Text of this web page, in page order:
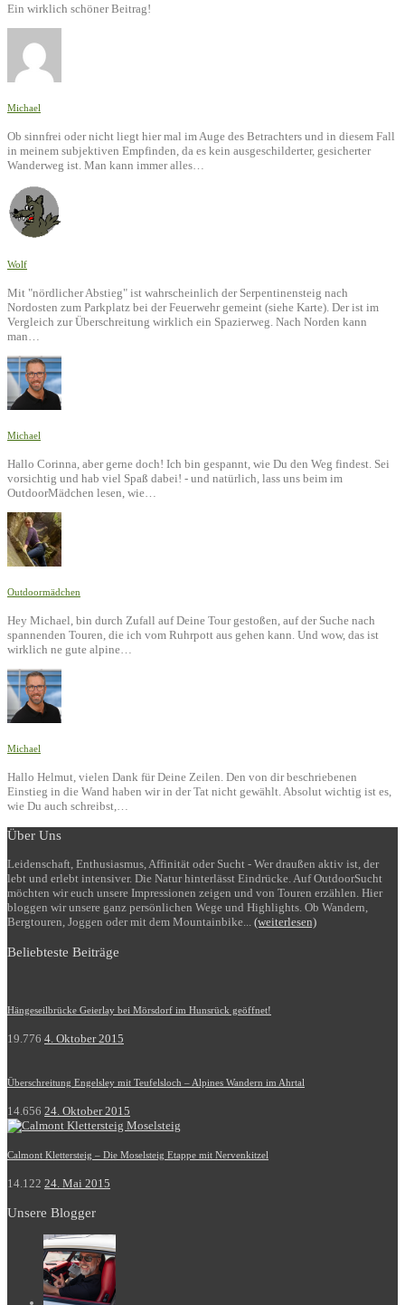
Ein wirklich schöner Beitrag!
Michael
Ob sinnfrei oder nicht liegt hier mal im Auge des Betrachters und in diesem Fall
in meinem subjektiven Empfinden, da es kein ausgeschilderter, gesicherter
Wanderweg ist. Man kann immer alles…
Wolf
Mit "nördlicher Abstieg" ist wahrscheinlich der Serpentinensteig nach
Nordosten zum Parkplatz bei der Feuerwehr gemeint (siehe Karte). Der ist im
Vergleich zur Überschreitung wirklich ein Spazierweg. Nach Norden kann
man…
Michael
Hallo Corinna, aber gerne doch! Ich bin gespannt, wie Du den Weg findest. Sei
vorsichtig und hab viel Spaß dabei! - und natürlich, lass uns beim im
OutdoorMädchen lesen, wie…
Outdoormädchen
Hey Michael, bin durch Zufall auf Deine Tour gestoßen, auf der Suche nach
spannenden Touren, die ich vom Ruhrpott aus gehen kann. Und wow, das ist
wirklich ne gute alpine…
Michael
Hallo Helmut, vielen Dank für Deine Zeilen. Den von dir beschriebenen
Einstieg in die Wand haben wir in der Tat nicht gewählt. Absolut wichtig ist es,
wie Du auch schreibst,…
Über Uns
Leidenschaft, Enthusiasmus, Affinität oder Sucht - Wer draußen aktiv ist, der
lebt und erlebt intensiver. Die Natur hinterlässt Eindrücke. Auf OutdoorSucht
möchten wir euch unsere Impressionen zeigen und von Touren erzählen. Hier
bloggen wir unsere ganz persönlichen Wege und Highlights. Ob Wandern,
Bergtouren, Joggen oder mit dem Mountainbike... (weiterlesen)
Beliebteste Beiträge
Hängeseilbrücke Geierlay bei Mörsdorf im Hunsrück geöffnet!
19.776 4. Oktober 2015
Überschreitung Engelsley mit Teufelsloch – Alpines Wandern im Ahrtal
14.656 24. Oktober 2015
Calmont Klettersteig – Die Moselsteig Etappe mit Nervenkitzel
14.122 24. Mai 2015
Unsere Blogger